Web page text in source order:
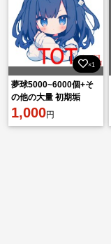
×1
夢球5000~6000個+そ
の他の大量 初期垢
1,000円